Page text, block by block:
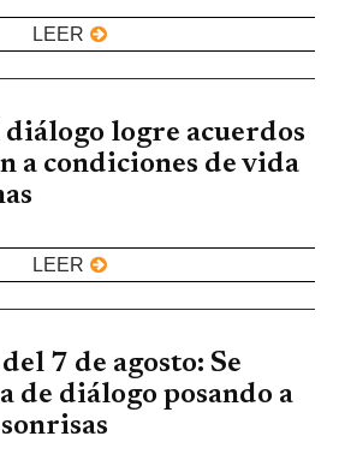
LEER
diálogo logre acuerdos
a condiciones de vida
LEER
7 de agosto: Se
de diálogo posando a